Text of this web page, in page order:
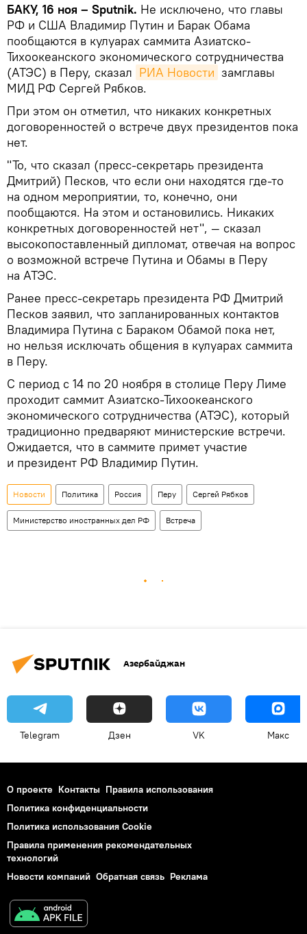
БАКУ, 16 ноя – Sputnik. Не исключено, что главы
РФ и США Владимир Путин и Барак Обама
пообщаются в кулуарах саммита Азиатско-
Тихоокеанского экономического сотрудничества
(АТЭС) в Перу, сказал РИА Новости замглавы
МИД РФ Сергей Рябков.
При этом он отметил, что никаких конкретных
договоренностей о встрече двух президентов пока
нет.
"То, что сказал (пресс-секретарь президента
Дмитрий) Песков, что если они находятся где-то
на одном мероприятии, то, конечно, они
пообщаются. На этом и остановились. Никаких
конкретных договоренностей нет", — сказал
высокопоставленный дипломат, отвечая на вопрос
о возможной встрече Путина и Обамы в Перу
на АТЭС.
Ранее пресс-секретарь президента РФ Дмитрий
Песков заявил, что запланированных контактов
Владимира Путина с Бараком Обамой пока нет,
но нельзя исключать общения в кулуарах саммита
в Перу.
С период с 14 по 20 ноября в столице Перу Лиме
проходит саммит Азиатско-Тихоокеанского
экономического сотрудничества (АТЭС), который
традиционно предваряют министерские встречи.
Ожидается, что в саммите примет участие
и президент РФ Владимир Путин.
Новости Политика Россия Перу Сергей Рябков
Министерство иностранных дел РФ Встреча
Азербайджан
Telegram Дзен VK Макс
О проекте Контакты Правила использования
Политика конфиденциальности
Политика использования Cookie
Правила применения рекомендательных
технологий
Новости компаний Обратная связь Реклама